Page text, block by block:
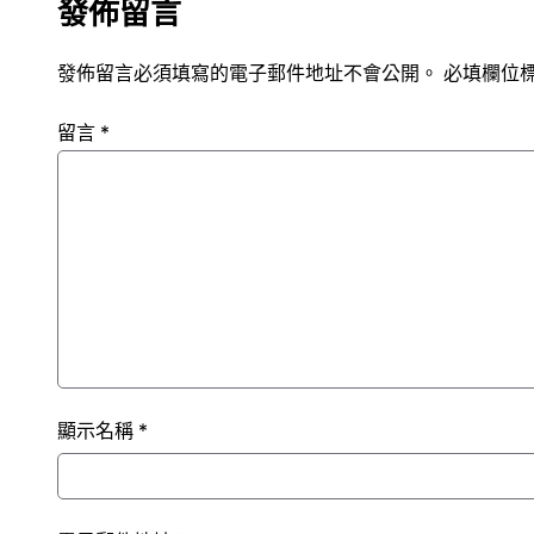
發佈留言
發佈留言必須填寫的電子郵件地址不會公開。 必填欄位
留言 *
顯示名稱 *